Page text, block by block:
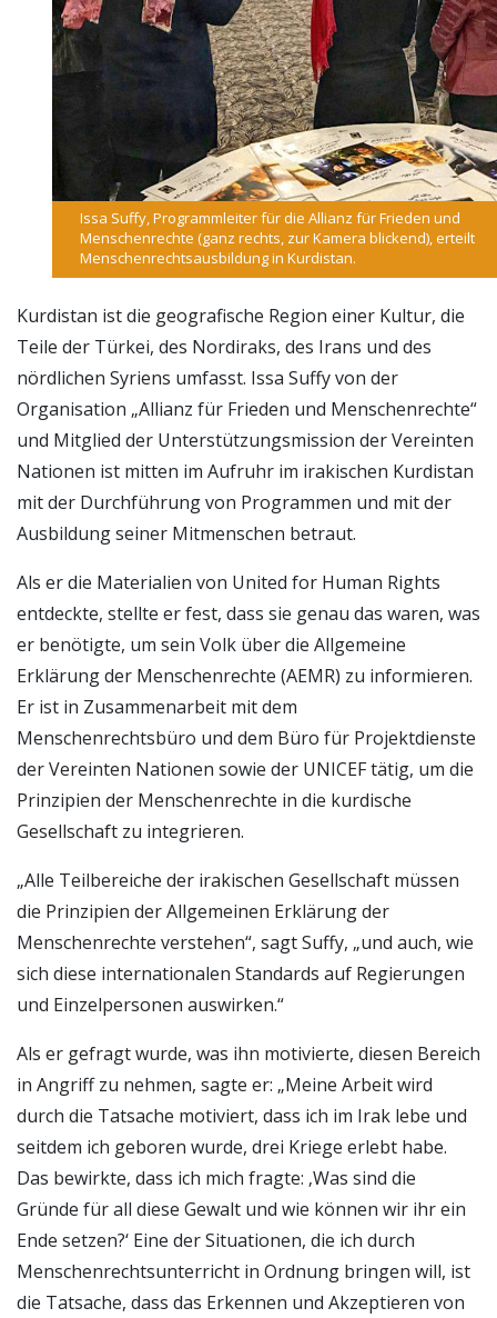
Issa Suffy, Programmleiter für die Allianz für Frieden und
Menschenrechte (ganz rechts, zur Kamera blickend), erteilt
Menschenrechtsausbildung in Kurdistan.
Kurdistan ist die geografische Region einer Kultur, die
Teile der Türkei, des Nordiraks, des Irans und des
nördlichen Syriens umfasst. Issa Suffy von der
Organisation „Allianz für Frieden und Menschenrechte“
und Mitglied der Unterstützungsmission der Vereinten
Nationen ist mitten im Aufruhr im irakischen Kurdistan
mit der Durchführung von Programmen und mit der
Ausbildung seiner Mitmenschen betraut.
Als er die Materialien von United for Human Rights
entdeckte, stellte er fest, dass sie genau das waren, was
er benötigte, um sein Volk über die Allgemeine
Erklärung der Menschenrechte (AEMR) zu informieren.
Er ist in Zusammenarbeit mit dem
Menschenrechtsbüro und dem Büro für Projektdienste
der Vereinten Nationen sowie der UNICEF tätig, um die
Prinzipien der Menschenrechte in die kurdische
Gesellschaft zu integrieren.
„Alle Teilbereiche der irakischen Gesellschaft müssen
die Prinzipien der Allgemeinen Erklärung der
Menschenrechte verstehen“, sagt Suffy, „und auch, wie
sich diese internationalen Standards auf Regierungen
und Einzelpersonen auswirken.“
Als er gefragt wurde, was ihn motivierte, diesen Bereich
in Angriff zu nehmen, sagte er: „Meine Arbeit wird
durch die Tatsache motiviert, dass ich im Irak lebe und
seitdem ich geboren wurde, drei Kriege erlebt habe.
Das bewirkte, dass ich mich fragte: ‚Was sind die
Gründe für all diese Gewalt und wie können wir ihr ein
Ende setzen?‘ Eine der Situationen, die ich durch
Menschenrechtsunterricht in Ordnung bringen will, ist
die Tatsache, dass das Erkennen und Akzeptieren von